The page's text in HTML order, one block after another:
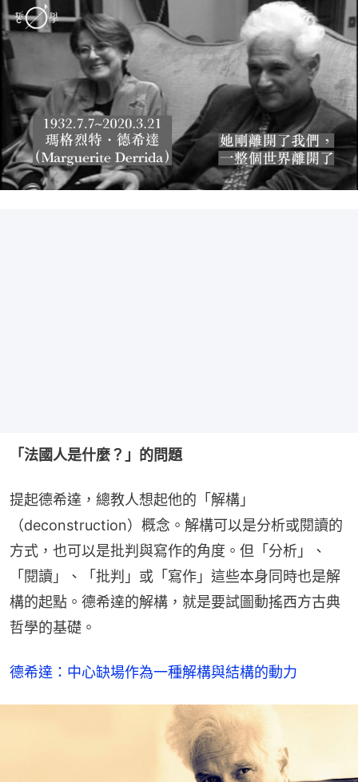
「法國人是什麼？」的問題
提起德希達，總教人想起他的「解構」
（deconstruction）概念。解構可以是分析或閱讀的
方式，也可以是批判與寫作的角度。但「分析」、
「閱讀」、「批判」或「寫作」這些本身同時也是解
構的起點。德希達的解構，就是要試圖動搖西方古典
哲學的基礎。
德希達：中心缺場作為一種解構與結構的動力